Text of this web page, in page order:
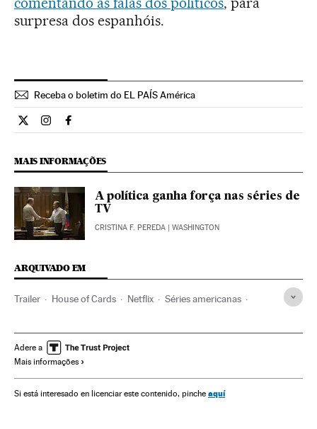
surpresa dos espanhóis.
Receba o boletim do EL PAÍS América
Cultura El País Brasil en Twitter
Cultura El País Brasil en Instagram
Cultura El País Brasil en Facebook
MAIS INFORMAÇÕES
A política ganha força nas séries de
TV
CRISTINA F. PEREDA | WASHINGTON
ARQUIVADO EM
Trailer House of Cards Netflix Séries americanas
IPTV Séries tv Internet
Telecomunicações Comunicações Comunicação
Adere a
Mais informações
Si está interesado en licenciar este contenido, pinche aquí